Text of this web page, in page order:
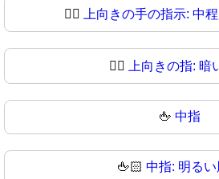
👆🏾 上向きの手の指示: 中
👆🏿 上向きの指: 暗
🖕 中指
🖕🏻 中指: 明る